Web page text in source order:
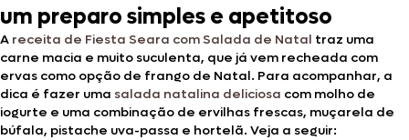
um preparo simples e apetitoso
A receita de Fiesta Seara com Salada de Natal traz uma
carne macia e muito suculenta, que já vem recheada com
ervas como opção de frango de Natal. Para acompanhar, a
dica é fazer uma salada natalina deliciosa com molho de
iogurte e uma combinação de ervilhas frescas, muçarela de
búfala, pistache uva-passa e hortelã. Veja a seguir: